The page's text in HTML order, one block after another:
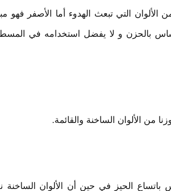
الألوان التي تبعث الهدوء أما الأصفر فهو
بالحزن و لا يفضل استخدامه في
من الألوان الساخنة والقائمة.
باتساع الحيز في حين أن الألوان الساخنة